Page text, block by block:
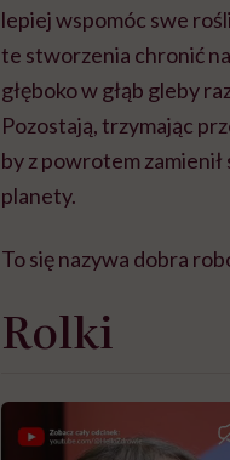
lepiej wspomóc swe
te stworzenia chronić
głęboko w głąb gleby
Pozostają, trzymając
by z powrotem
planety.
To się nazywa dobra
Rolki